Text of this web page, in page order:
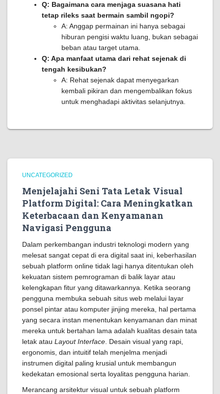
Q: Bagaimana cara menjaga suasana hati
tetap rileks saat bermain sambil ngopi?
A: Anggap permainan ini hanya sebagai
hiburan pengisi waktu luang, bukan sebagai
beban atau target utama.
Q: Apa manfaat utama dari rehat sejenak di
tengah kesibukan?
A: Rehat sejenak dapat menyegarkan
kembali pikiran dan mengembalikan fokus
untuk menghadapi aktivitas selanjutnya.
UNCATEGORIZED
Menjelajahi Seni Tata Letak Visual
Platform Digital: Cara Meningkatkan
Keterbacaan dan Kenyamanan
Navigasi Pengguna
Dalam perkembangan industri teknologi modern yang
melesat sangat cepat di era digital saat ini, keberhasilan
sebuah platform online tidak lagi hanya ditentukan oleh
kekuatan sistem pemrograman di balik layar atau
kelengkapan fitur yang ditawarkannya. Ketika seorang
pengguna membuka sebuah situs web melalui layar
ponsel pintar atau komputer jinjing mereka, hal pertama
yang secara instan menentukan kenyamanan dan minat
mereka untuk bertahan lama adalah kualitas desain tata
letak atau Layout Interface . Desain visual yang rapi,
ergonomis, dan intuitif telah menjelma menjadi
instrumen digital paling krusial untuk membangun
kedekatan emosional serta loyalitas pengguna harian.
Merancang arsitektur visual untuk sebuah platform